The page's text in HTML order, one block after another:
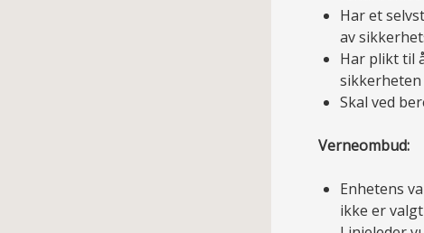
Har et
av
Har plikt til
Skal ved
Verneombud:
Enhetens
ikke er